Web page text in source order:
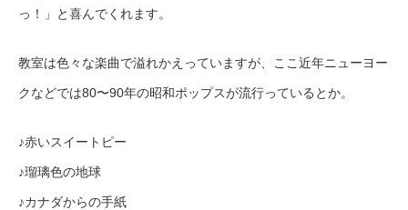
っ！」と喜んでくれます。
教室は色々な楽曲で溢れかえっていますが、ここ近年ニューヨー
クなどでは80〜90年の昭和ポップスが流行っているとか。
♪赤いスイートピー
♪瑠璃色の地球
♪カナダからの手紙